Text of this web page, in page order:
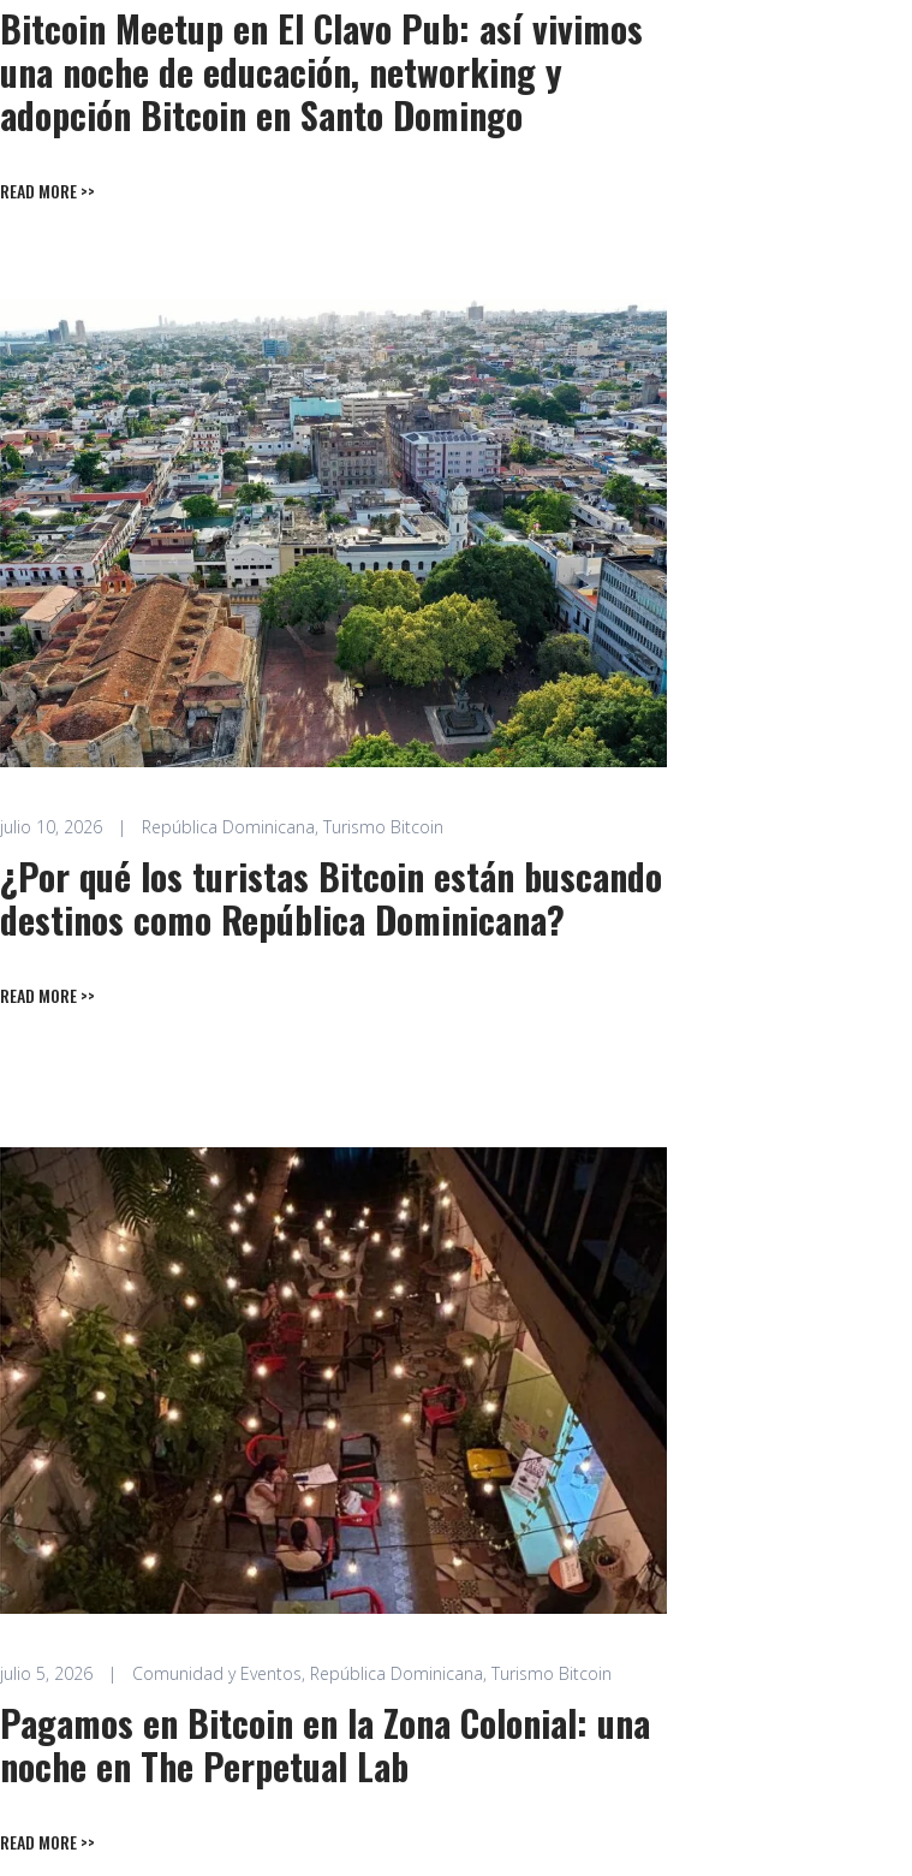
Bitcoin Meetup en El Clavo Pub: así vivimos
una noche de educación, networking y
adopción Bitcoin en Santo Domingo
READ MORE >>
julio 10, 2026 | República Dominicana, Turismo Bitcoin
¿Por qué los turistas Bitcoin están buscando
destinos como República Dominicana?
READ MORE >>
julio 5, 2026 | Comunidad y Eventos, República Dominicana, Turismo Bitcoin
Pagamos en Bitcoin en la Zona Colonial: una
noche en The Perpetual Lab
READ MORE >>